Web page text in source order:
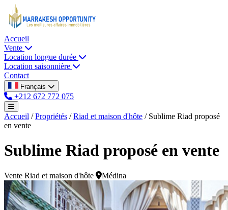
Accueil
Vente
Location longue durée
Location saisonnière
Contact
Français
+212 672 772 075
Accueil / Propriétés / Riad et maison d'hôte / Sublime Riad proposé
en vente
Sublime Riad proposé en vente
Vente Riad et maison d'hôte Médina